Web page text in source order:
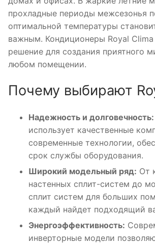
прохладные периоды межсезонья
оптимальной температуры
важным. Кондиционеры Royal
решение для создания приятного
любом помещении.
Почему выбирают
Надежность и долговечность:
использует качественные
современные технологии,
срок службы оборудования.
Широкий модельный ряд: От
настенных сплит-систем до
сплит систем для больших
каждый найдет подходящий
Энергоэффективность:
инверторные модели